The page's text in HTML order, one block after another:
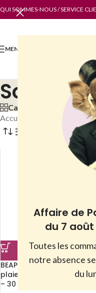
Affaire de
du 7 août
Toutes les
notre absence
du
QUI SOMMES-NOUS / SERVICE
MENU
Soins et
Categories
Accueil
BEAPHAR – Pommade
plaies pour tous les
– 30 ml